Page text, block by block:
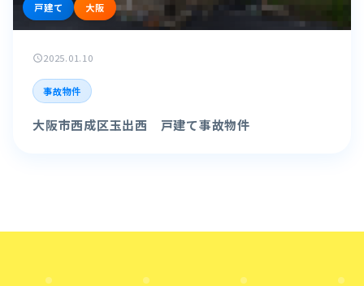
戸建て 大阪
schedule2025.01.10
事故物件
大阪市西成区玉出西 戸建て事故物件